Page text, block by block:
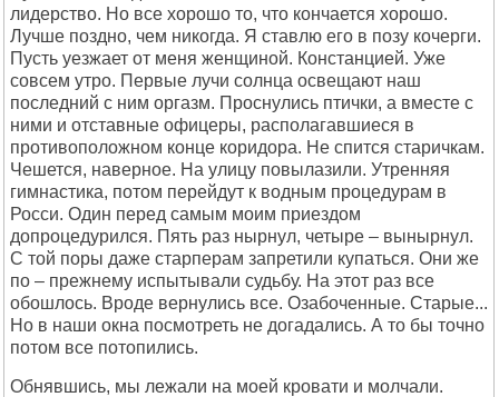
лидерство. Но все хорошо то, что кончается хорошо.
Лучше поздно, чем никогда. Я ставлю его в позу кочерги.
Пусть уезжает от меня женщиной. Констанцией. Уже
совсем утро. Первые лучи солнца освещают наш
последний с ним оргазм. Проснулись птички, а вместе с
ними и отставные офицеры, располагавшиеся в
противоположном конце коридора. Не спится старичкам.
Чешется, наверное. На улицу повылазили. Утренняя
гимнастика, потом перейдут к водным процедурам в
Росси. Один перед самым моим приездом
допроцедурился. Пять раз нырнул, четыре – вынырнул.
С той поры даже старперам запретили купаться. Они же
по – прежнему испытывали судьбу. На этот раз все
обошлось. Вроде вернулись все. Озабоченные. Старые...
Но в наши окна посмотреть не догадались. А то бы точно
потом все потопились.
Обнявшись, мы лежали на моей кровати и молчали.